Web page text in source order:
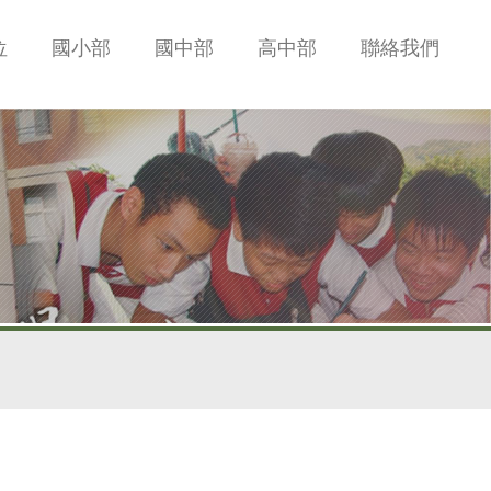
國小部 國中部 高中部 聯絡我們